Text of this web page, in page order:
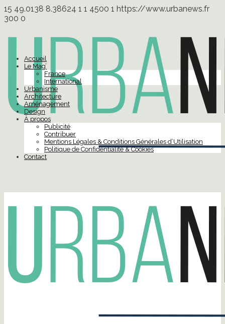
15 49.0138 8.38624 1 1 4500 1 https://www.urbanews.fr
300 0
Accueil
Le Mag’
France
International
Urbanisme
Architecture
Aménagement
Design
À propos
Publicité
Contribuer
Mentions Légales & Conditions Générales d’Utilisation
Politique de Confidentialité & Cookies
Contact